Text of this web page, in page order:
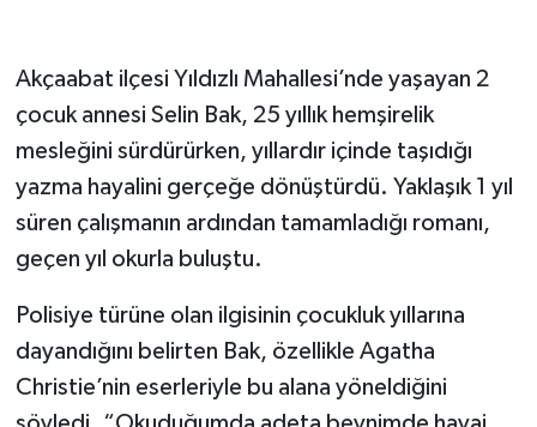
Akçaabat ilçesi Yıldızlı Mahallesi’nde yaşayan 2
çocuk annesi Selin Bak, 25 yıllık hemşirelik
mesleğini sürdürürken, yıllardır içinde taşıdığı
yazma hayalini gerçeğe dönüştürdü. Yaklaşık 1 yıl
süren çalışmanın ardından tamamladığı romanı,
geçen yıl okurla buluştu.
Polisiye türüne olan ilgisinin çocukluk yıllarına
dayandığını belirten Bak, özellikle Agatha
Christie’nin eserleriyle bu alana yöneldiğini
Siyaset
Sokak Hayvanlarını Sahiplendirme
Sonsöz Özel
Spor
Yaşam